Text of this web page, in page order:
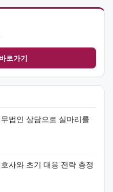
로가기
법인 상담으로 실마리를
사와 초기 대응 전략 총정